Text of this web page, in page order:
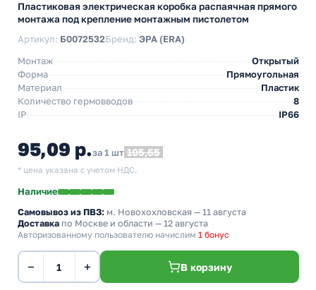
Пластиковая электрическая коробка распаячная прямого
монтажа под крепление монтажным пистолетом
Артикул: Б0072532Бренд: ЭРА (ERA)
Монтаж
Открытый
Форма
Прямоугольная
Материал
Пластик
Количество гермовводов
8
IP
IP66
95,09 р.за 1 шт 105,65
* цена указана с учетом НДС.
Наличие
Самовывоз из ПВЗ: м. Новохохловская — 11 августа
Доставка по Москве и области — 12 августа
Авторизованному пользователю начислим 1 бонус
− + В корзину